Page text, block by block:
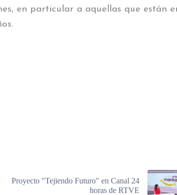
en particular a aquellas que están
Proyecto "Tejiendo Futuro" en Canal 24
horas de RTVE